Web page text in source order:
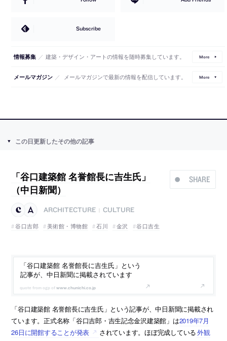
Subscribe
情報募集 ／ 建築・デザイン・アートの情報を随時募集しています。 More
メールマガジン ／ メールマガジンで最新の情報を配信しています。 More
この日更新したその他の記事
SHARE
「谷口建築館 名誉館長に吉生氏」
（中日新聞）
ARCHITECTURE
CULTURE
谷口吉郎
美術館・博物館 石川 金沢 谷口吉生
「谷口建築館 名誉館長に吉生氏」という
記事が、中日新聞に掲載されています
www.chunichi.co.jp
「谷口建築館 名誉館長に吉生氏」という記事が、中日新聞に掲載され
ています。正式名称「谷口吉郎・吉生記念金沢建築館」は2019年7月
26日に開館することが発表
されています。ほぼ完成している外観